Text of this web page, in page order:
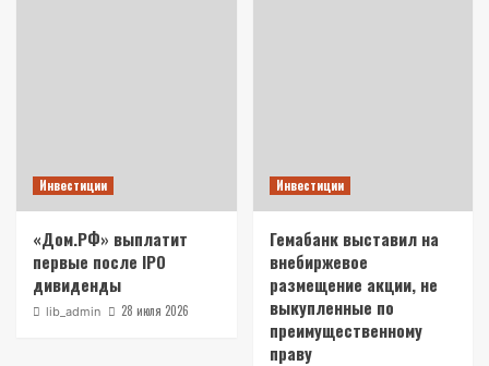
Инвестиции
«Дом.РФ» выплатит
первые после IPO
дивиденды
lib_admin 28 июля 2026
Инвестиции
Гемабанк выставил на
внебиржевое
размещение акции, не
выкупленные по
преимущественному
праву